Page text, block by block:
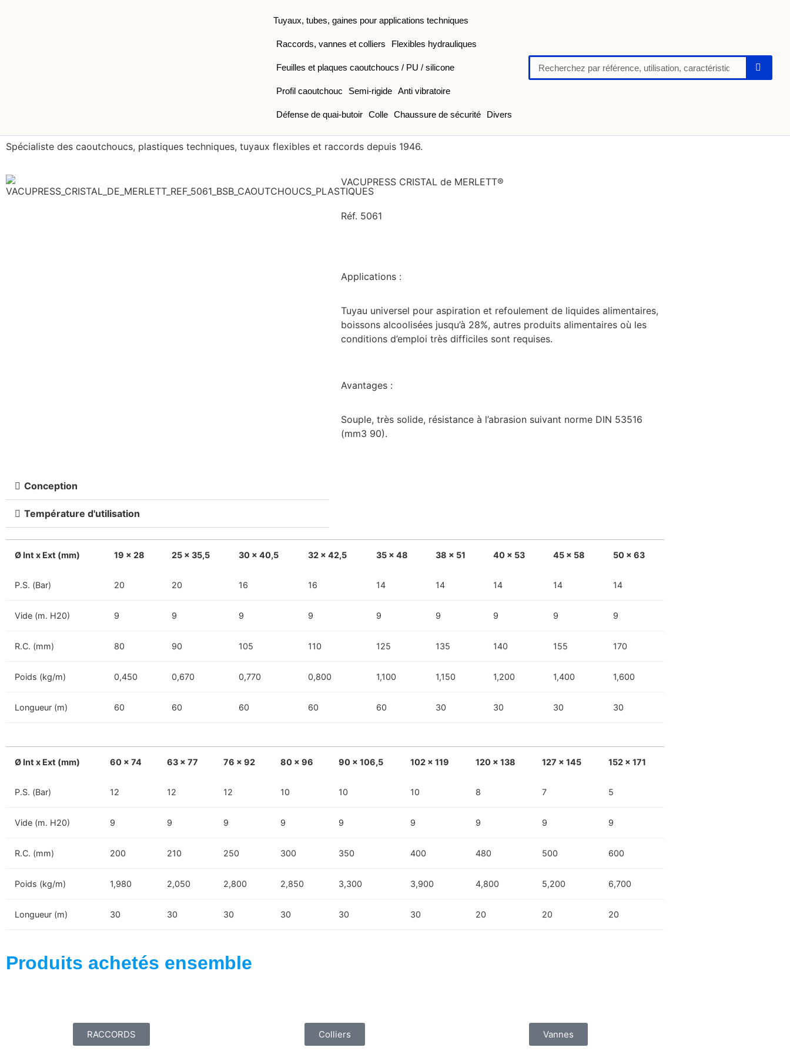
Tuyaux, tubes, gaines pour applications techniques
Raccords, vannes et colliers Flexibles hydrauliques
Feuilles et plaques caoutchoucs / PU / silicone
Profil caoutchouc Semi-rigide Anti vibratoire
Défense de quai-butoir Colle Chaussure de sécurité Divers
Spécialiste des caoutchoucs, plastiques techniques, tuyaux flexibles et raccords depuis 1946.
VACUPRESS CRISTAL de MERLETT®
Réf. 5061
Applications :
Tuyau universel pour aspiration et refoulement de liquides alimentaires,
boissons alcoolisées jusqu’à 28%, autres produits alimentaires où les
conditions d’emploi très difficiles sont requises.
Avantages :
Souple, très solide, résistance à l’abrasion suivant norme DIN 53516
(mm3 90).
Conception
Température d'utilisation
Ø Int x Ext (mm) 19 x 28 25 x 35,5 30 x 40,5 32 x 42,5 35 x 48 38 x 51 40 x 53 45 x 58 50 x 63
P.S. (Bar) 20 20 16 16 14 14 14 14 14
Vide (m. H20) 9 9 9 9 9 9 9 9 9
R.C. (mm) 80 90 105 110 125 135 140 155 170
Poids (kg/m) 0,450 0,670 0,770 0,800 1,100 1,150 1,200 1,400 1,600
Longueur (m) 60 60 60 60 60 30 30 30 30
Ø Int x Ext (mm) 60 x 74 63 x 77 76 x 92 80 x 96 90 x 106,5 102 x 119 120 x 138 127 x 145 152 x 171
P.S. (Bar) 12 12 12 10 10 10 8 7 5
Vide (m. H20) 9 9 9 9 9 9 9 9 9
R.C. (mm) 200 210 250 300 350 400 480 500 600
Poids (kg/m) 1,980 2,050 2,800 2,850 3,300 3,900 4,800 5,200 6,700
Longueur (m) 30 30 30 30 30 30 20 20 20
Produits achetés ensemble
RACCORDS Colliers Vannes